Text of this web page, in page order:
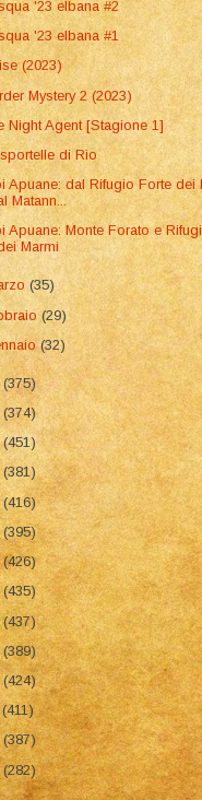
'23 elbana #2
'23 elbana #1
(2023)
Mystery 2 (2023)
Night Agent [Stagione 1]
di Rio
Apuane: dal Rifugio Forte dei
Matann...
Apuane: Monte Forato e
Marmi
(35)
(29)
(32)
(375)
(374)
(451)
(381)
(416)
(395)
(426)
(435)
(437)
(389)
(424)
(411)
(387)
(282)